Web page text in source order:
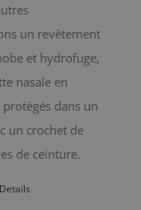
un revêtement
et hydrofuge,
nasale en
dans un
un crochet de
de ceinture.
Details